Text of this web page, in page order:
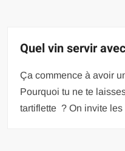
Quel vin servir
Ça commence à avoir
Pourquoi tu ne te
tartiflette ? On invite les